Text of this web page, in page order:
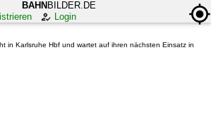
BAHN BILDER.DE
Login
in Karlsruhe Hbf und wartet auf ihren nächsten Einsatz in